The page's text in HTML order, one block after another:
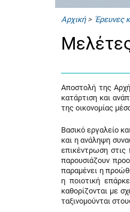
Αρχική> Έρευνες
Αποστολή της
κατάρτιση και
της οικονομίας
Βασικό εργαλείο
και η ανάληψη
επικέντρωση στις
παρουσιάζουν
παραμένει η
η ποιοτική
καθορίζονται με
ταξινομούνται